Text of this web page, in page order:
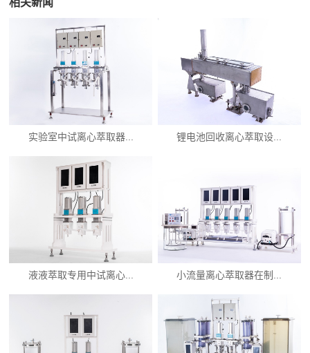
相关新闻
实验室中试离心萃取器... 锂电池回收离心萃取设...
液液萃取专用中试离心... 小流量离心萃取器在制...